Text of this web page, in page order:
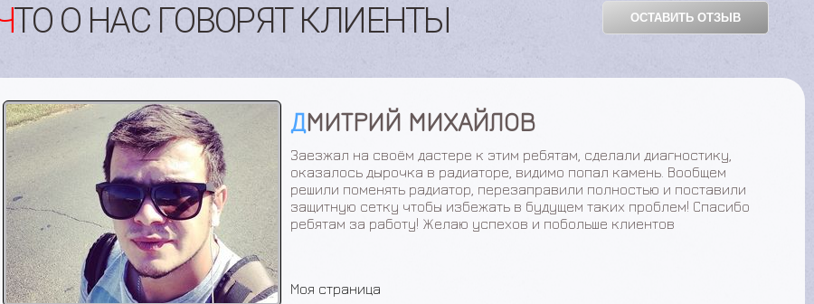
ЧТО О НАС ГОВОРЯТ КЛИЕНТЫ ОСТАВИТЬ ОТЗЫВ
АЛИНА СТАРКОВА
Очень жарко стало в машине летом, заехала чтобы посмотрели что
случилось с моей машинкой.Посмотрели довольно быстро, сказали что
требуется замена фильтра салона, он забит и чистка радиатора
кондиционера. Я согласилась, посмотрела как все это делают такой
ужас) пол машины спереди разобрали прочистили и промыли все,
все хорошо я осталась довольна! Желаю успехов сервису!